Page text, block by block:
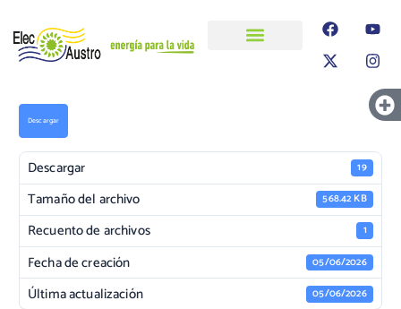
Descargar
Descargar 19
Tamaño del archivo 568.42 KB
Recuento de archivos 1
Fecha de creación 05/06/2026
Última actualización 05/06/2026